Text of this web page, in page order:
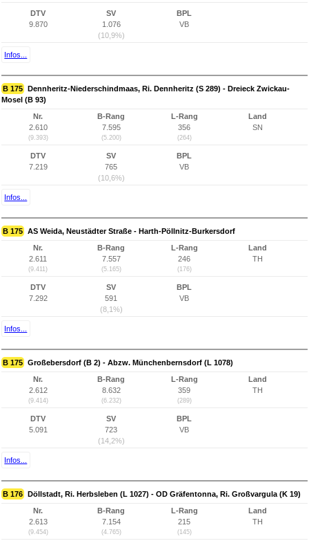
DTV
9.870
SV
1.076
(10,9%)
BPL
VB
Infos...
B 175 Dennheritz-Niederschindmaas, Ri. Dennheritz (S 289) - Dreieck Zwickau-
Mosel (B 93)
Nr.
2.610
(9.393)
B-Rang
7.595
(5.200)
L-Rang
356
(264)
Land
SN
DTV
7.219
SV
765
(10,6%)
BPL
VB
Infos...
B 175 AS Weida, Neustädter Straße - Harth-Pöllnitz-Burkersdorf
Nr.
2.611
(9.411)
B-Rang
7.557
(5.165)
L-Rang
246
(176)
Land
TH
DTV
7.292
SV
591
(8,1%)
BPL
VB
Infos...
B 175 Großebersdorf (B 2) - Abzw. Münchenbernsdorf (L 1078)
Nr.
2.612
(9.414)
B-Rang
8.632
(6.232)
L-Rang
359
(289)
Land
TH
DTV
5.091
SV
723
(14,2%)
BPL
VB
Infos...
B 176 Döllstadt, Ri. Herbsleben (L 1027) - OD Gräfentonna, Ri. Großvargula (K 19)
Nr.
2.613
(9.454)
B-Rang
7.154
(4.765)
L-Rang
215
(145)
Land
TH